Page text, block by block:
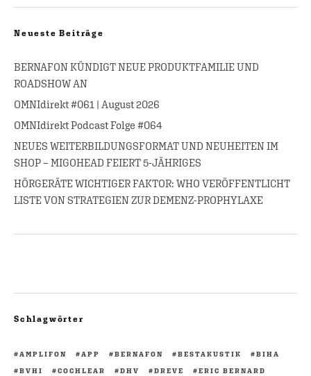
Neueste Beiträge
BERNAFON KÜNDIGT NEUE PRODUKTFAMILIE UND
ROADSHOW AN
OMNIdirekt #061 | August 2026
OMNIdirekt Podcast Folge #064
NEUES WEITERBILDUNGSFORMAT UND NEUHEITEN IM
SHOP – MIGOHEAD FEIERT 5-JÄHRIGES
HÖRGERÄTE WICHTIGER FAKTOR: WHO VERÖFFENTLICHT
LISTE VON STRATEGIEN ZUR DEMENZ-PROPHYLAXE
Schlagwörter
AMPLIFON APP BERNAFON BESTAKUSTIK
BIHA
BVHI
COCHLEAR DHV DREVE
ERIC BERNARD